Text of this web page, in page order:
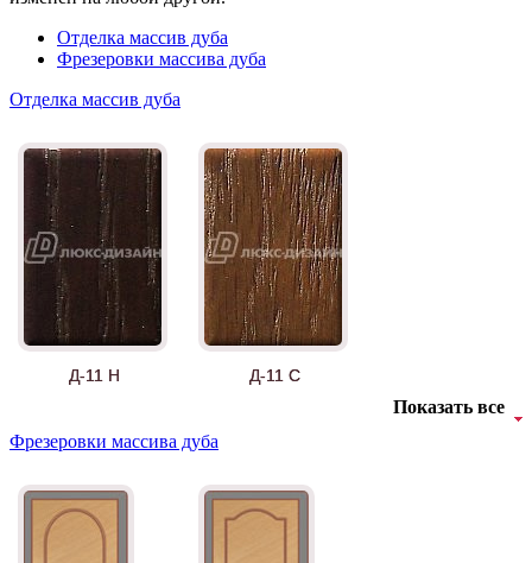
Отделка массив дуба
Фрезеровки массива дуба
Отделка массив дуба
Д-11 Н Д-11 С
Показать все
Фрезеровки массива дуба